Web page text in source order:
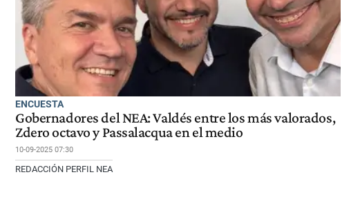
ENCUESTA
Gobernadores del NEA: Valdés entre los más valorados,
Zdero octavo y Passalacqua en el medio
10-09-2025 07:30
REDACCIÓN PERFIL NEA